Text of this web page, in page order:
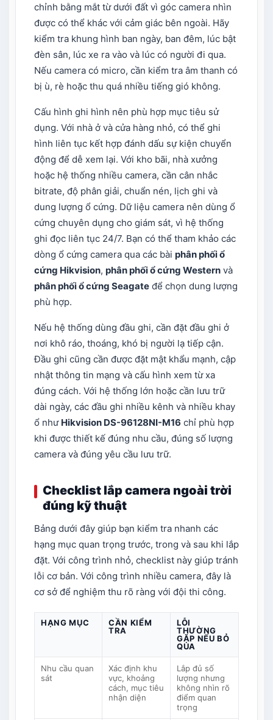
chỉnh bằng mắt từ dưới đất vì góc camera nhìn
được có thể khác với cảm giác bên ngoài. Hãy
kiểm tra khung hình ban ngày, ban đêm, lúc bật
đèn sân, lúc xe ra vào và lúc có người đi qua.
Nếu camera có micro, cần kiểm tra âm thanh có
bị ù, rè hoặc thu quá nhiều tiếng gió không.
Cấu hình ghi hình nên phù hợp mục tiêu sử
dụng. Với nhà ở và cửa hàng nhỏ, có thể ghi
hình liên tục kết hợp đánh dấu sự kiện chuyển
động để dễ xem lại. Với kho bãi, nhà xưởng
hoặc hệ thống nhiều camera, cần cân nhắc
bitrate, độ phân giải, chuẩn nén, lịch ghi và
dung lượng ổ cứng. Dữ liệu camera nên dùng ổ
cứng chuyên dụng cho giám sát, vì hệ thống
ghi đọc liên tục 24/7. Bạn có thể tham khảo các
dòng ổ cứng camera qua các bài phân phối ổ
cứng Hikvision, phân phối ổ cứng Western và
phân phối ổ cứng Seagate để chọn dung lượng
phù hợp.
Nếu hệ thống dùng đầu ghi, cần đặt đầu ghi ở
nơi khô ráo, thoáng, khó bị người lạ tiếp cận.
Đầu ghi cũng cần được đặt mật khẩu mạnh, cập
nhật thông tin mạng và cấu hình xem từ xa
đúng cách. Với hệ thống lớn hoặc cần lưu trữ
dài ngày, các đầu ghi nhiều kênh và nhiều khay
ổ như Hikvision DS-96128NI-M16 chỉ phù hợp
khi được thiết kế đúng nhu cầu, đúng số lượng
camera và đúng yêu cầu lưu trữ.
Checklist lắp camera ngoài trời
đúng kỹ thuật
Bảng dưới đây giúp bạn kiểm tra nhanh các
hạng mục quan trọng trước, trong và sau khi lắp
đặt. Với công trình nhỏ, checklist này giúp tránh
lỗi cơ bản. Với công trình nhiều camera, đây là
cơ sở để nghiệm thu rõ ràng với đội thi công.
HẠNG MỤC
CẦN KIỂM
TRA
LỖI
THƯỜNG
GẶP NẾU BỎ
QUA
Nhu cầu quan
sát
Xác định khu
vực, khoảng
cách, mục tiêu
nhận diện
Lắp đủ số
lượng nhưng
không nhìn rõ
điểm quan
trọng